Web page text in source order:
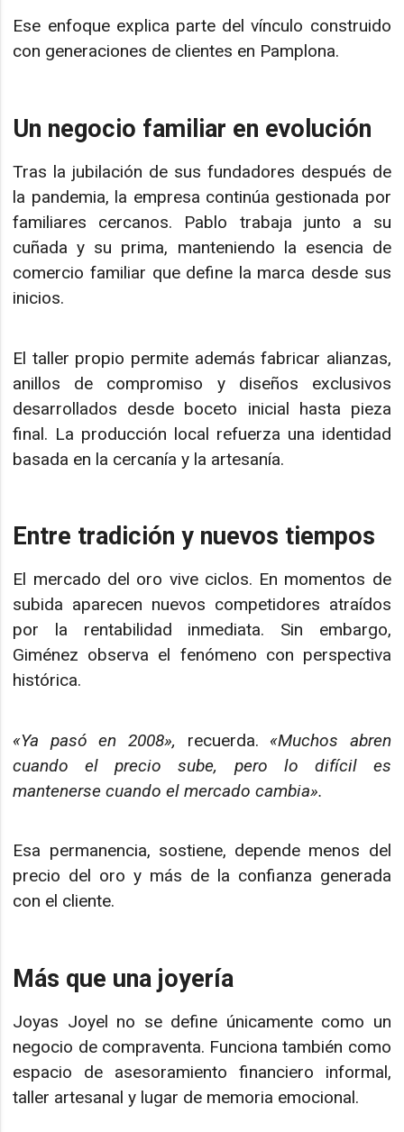
Ese enfoque explica parte del vínculo construido
con generaciones de clientes en Pamplona.
Un negocio familiar en evolución
Tras la jubilación de sus fundadores después de
la pandemia, la empresa continúa gestionada por
familiares cercanos. Pablo trabaja junto a su
cuñada y su prima, manteniendo la esencia de
comercio familiar que define la marca desde sus
inicios.
El taller propio permite además fabricar alianzas,
anillos de compromiso y diseños exclusivos
desarrollados desde boceto inicial hasta pieza
final. La producción local refuerza una identidad
basada en la cercanía y la artesanía.
Entre tradición y nuevos tiempos
El mercado del oro vive ciclos. En momentos de
subida aparecen nuevos competidores atraídos
por la rentabilidad inmediata. Sin embargo,
Giménez observa el fenómeno con perspectiva
histórica.
«Ya pasó en 2008», recuerda. «Muchos abren
cuando el precio sube, pero lo difícil es
mantenerse cuando el mercado cambia».
Esa permanencia, sostiene, depende menos del
precio del oro y más de la confianza generada
con el cliente.
Más que una joyería
Joyas Joyel no se define únicamente como un
negocio de compraventa. Funciona también como
espacio de asesoramiento financiero informal,
taller artesanal y lugar de memoria emocional.